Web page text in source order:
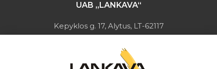
UAB „LANKAVA“
Kepyklos g. 17, Alytus, LT-62117
Įmonės kodas: 149728275
PVM mokėtojo kodas: LT497282716
A.s.: LT037044060001923651